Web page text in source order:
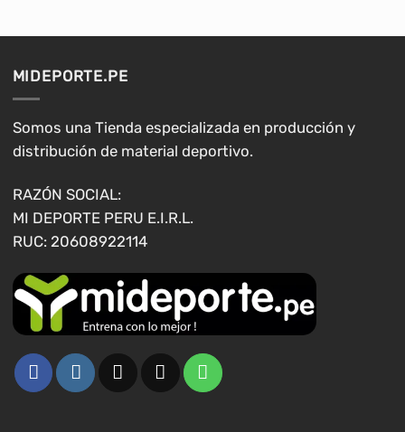
se
pueden
elegir
en
página
de
producto
elegir
en
MIDEPORTE.PE
Somos una Tienda especializada en producción y
distribución de material deportivo.
RAZÓN SOCIAL:
MI DEPORTE PERU E.I.R.L.
RUC: 20608922114